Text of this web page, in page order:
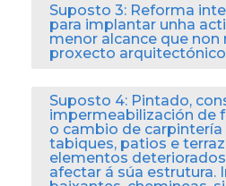
Suposto 3: Reforma
para implantar unha
menor alcance que non
proxecto
Suposto 4: Pintado,
impermeabilización de
o cambio de carpintería
tabiques, patios e
elementos
afectar á súa estrutura.